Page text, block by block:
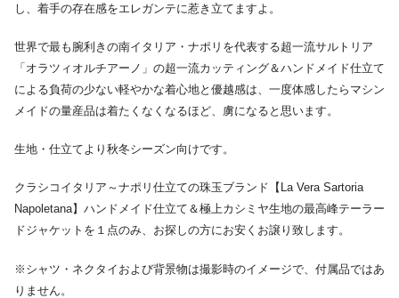
し、着手の存在感をエレガンテに惹き立てますよ。
世界で最も腕利きの南イタリア・ナポリを代表する超一流サルトリア
「オラツィオルチアーノ」の超一流カッティング＆ハンドメイド仕立て
による負荷の少ない軽やかな着心地と優越感は、一度体感したらマシン
メイドの量産品は着たくなくなるほど、虜になると思います。
生地・仕立てより秋冬シーズン向けです。
クラシコイタリア～ナポリ仕立ての珠玉ブランド【La Vera Sartoria
Napoletana】ハンドメイド仕立て＆極上カシミヤ生地の最高峰テーラー
ドジャケットを１点のみ、お探しの方にお安くお譲り致します。
※シャツ・ネクタイおよび背景物は撮影時のイメージで、付属品ではあ
りません。